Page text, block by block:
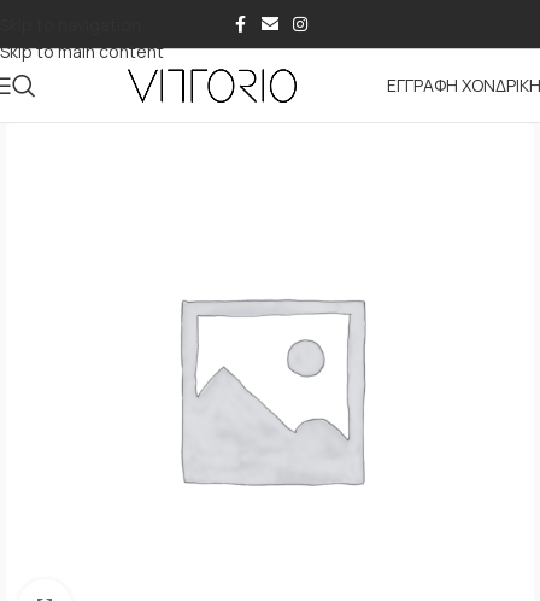
Skip to main content
ΕΓΓΡΑΦΗ